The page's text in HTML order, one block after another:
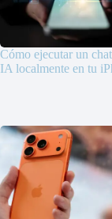
Cómo ejecutar un
IA localmente en tu